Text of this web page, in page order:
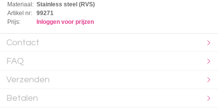
Materiaal: Stainless steel (RVS)
Artikel nr:
99271
Prijs:
Inloggen voor prijzen
Contact
FAQ
Verzenden
Betalen